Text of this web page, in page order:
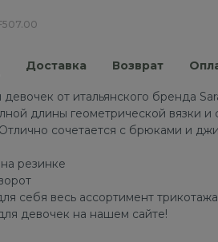
Доставка Возврат
от итальянского бренда
длины геометрической вязки и
сочетается с брюками и
резинке
себя весь ассортимент
девочек на нашем сайте!